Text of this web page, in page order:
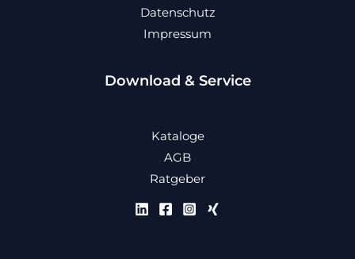
Datenschutz
Impressum
Download & Service
Kataloge
AGB
Ratgeber